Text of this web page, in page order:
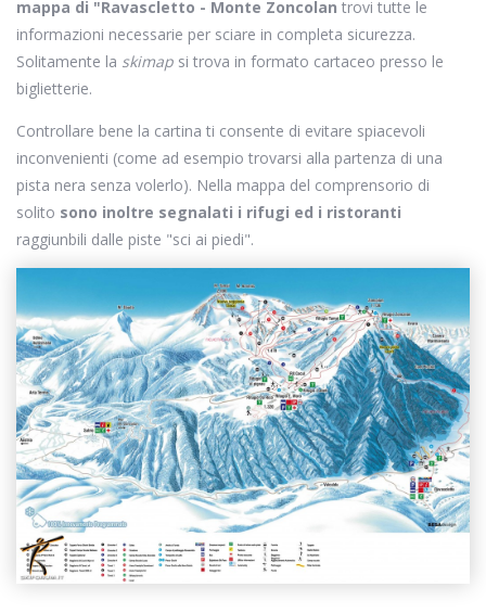
mappa di "Ravascletto - Monte Zoncolan trovi tutte le
informazioni necessarie per sciare in completa sicurezza.
Solitamente la skimap si trova in formato cartaceo presso le
biglietterie.
Controllare bene la cartina ti consente di evitare spiacevoli
inconvenienti (come ad esempio trovarsi alla partenza di una
pista nera senza volerlo). Nella mappa del comprensorio di
solito sono inoltre segnalati i rifugi ed i ristoranti
raggiunbili dalle piste "sci ai piedi".